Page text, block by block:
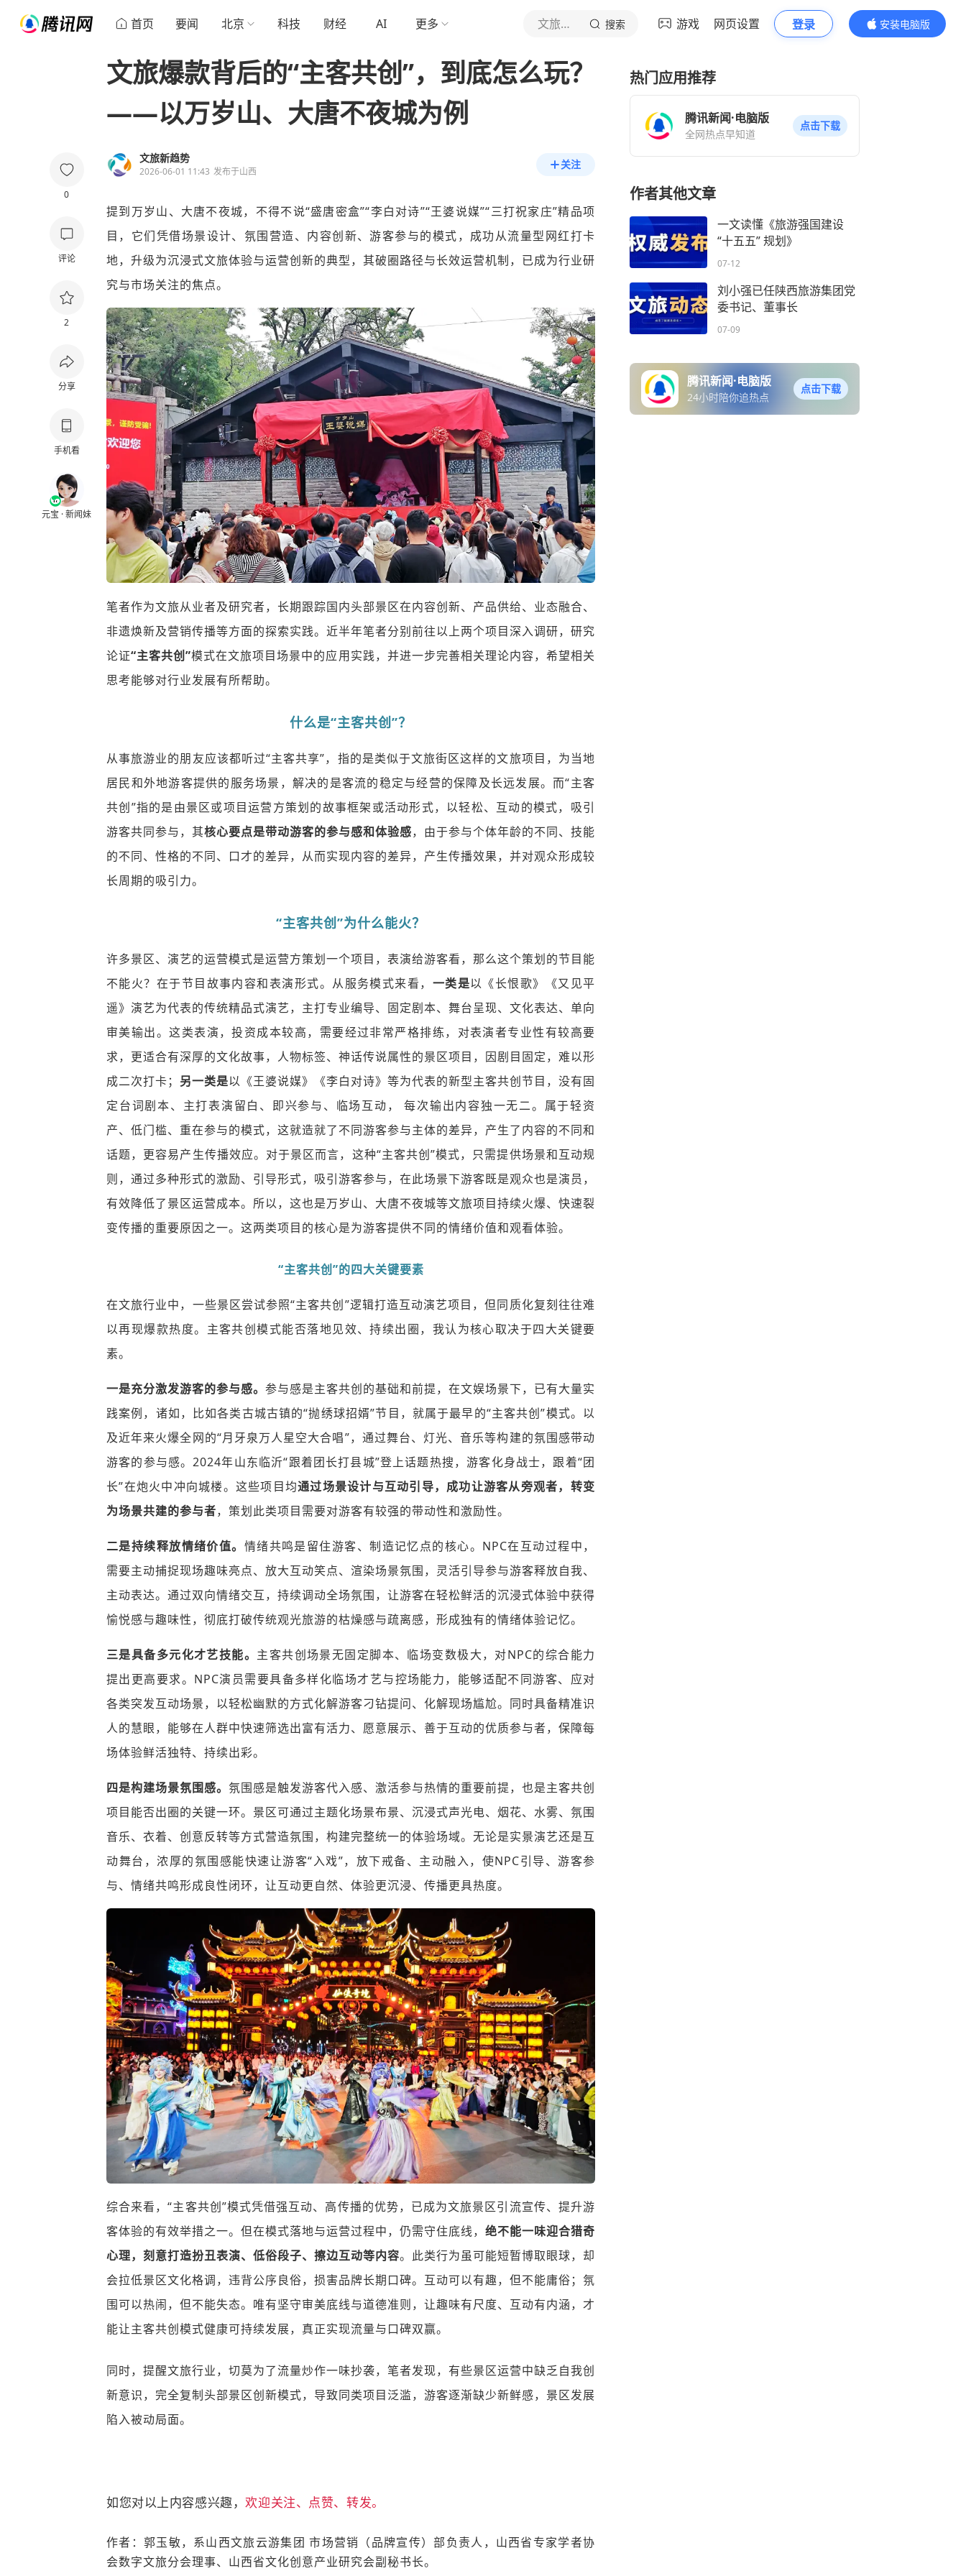
首页 要闻 北京 科技 财经 AI 更多 文旅新趋势 搜索 游戏 网页设置 登录
安装电脑版
内容更精彩
0
评论
2
分享
手机看
元宝 · 新闻妹
文旅爆款背后的“主客共创”，到底怎么玩？
——以万岁山、大唐不夜城为例
文旅新趋势
2026-06-01 11:43 发布于山西
关注
提到万岁山、大唐不夜城，不得不说“盛唐密盒”“李白对诗”“王婆说媒”“三打祝家庄”精品项
目，它们凭借场景设计、氛围营造、内容创新、游客参与的模式，成功从流量型网红打卡
地，升级为沉浸式文旅体验与运营创新的典型，其破圈路径与长效运营机制，已成为行业研
究与市场关注的焦点。
笔者作为文旅从业者及研究者，长期跟踪国内头部景区在内容创新、产品供给、业态融合、
非遗焕新及营销传播等方面的探索实践。近半年笔者分别前往以上两个项目深入调研，研究
论证“主客共创”模式在文旅项目场景中的应用实践，并进一步完善相关理论内容，希望相关
思考能够对行业发展有所帮助。
什么是“主客共创”？
从事旅游业的朋友应该都听过“主客共享”，指的是类似于文旅街区这样的文旅项目，为当地
居民和外地游客提供的服务场景，解决的是客流的稳定与经营的保障及长远发展。而“主客
共创”指的是由景区或项目运营方策划的故事框架或活动形式，以轻松、互动的模式，吸引
游客共同参与，其核心要点是带动游客的参与感和体验感，由于参与个体年龄的不同、技能
的不同、性格的不同、口才的差异，从而实现内容的差异，产生传播效果，并对观众形成较
长周期的吸引力。
“主客共创”为什么能火？
许多景区、演艺的运营模式是运营方策划一个项目，表演给游客看，那么这个策划的节目能
不能火？在于节目故事内容和表演形式。从服务模式来看， 一类是以《长恨歌》《又见平
遥》演艺为代表的传统精品式演艺，主打专业编导、固定剧本、舞台呈现、文化表达、单向
审美输出。这类表演，投资成本较高，需要经过非常严格排练，对表演者专业性有较高要
求，更适合有深厚的文化故事，人物标签、神话传说属性的景区项目，因剧目固定，难以形
成二次打卡； 另一类是以《王婆说媒》《李白对诗》等为代表的新型主客共创节目，没有固
定台词剧本、主打表演留白、即兴参与、临场互动， 每次输出内容独一无二。属于轻资
产、低门槛、重在参与的模式，这就造就了不同游客参与主体的差异，产生了内容的不同和
话题，更容易产生传播效应。对于景区而言，这种“主客共创”模式，只需提供场景和互动规
则，通过多种形式的激励、引导形式，吸引游客参与，在此场景下游客既是观众也是演员，
有效降低了景区运营成本。所以，这也是万岁山、 大唐不夜城等文旅项目持续火爆、快速裂
变传播的重要原因之一。这两类项目的核心是为游客提供不同的情绪价值和观看体验。
“主客共创”的四大关键要素
在文旅行业中，一些景区尝试参照“主客共创”逻辑打造互动演艺项目，但同质化复刻往往难
以再现爆款热度。主客共创模式能否落地见效、持续出圈，我认为核心取决于四大关键要
素。
一是充分激发游客的参与感。 参与感是主客共创的基础和前提， 在文娱场景下，已有大量实
践案例，诸如，比如各类古城古镇的“抛绣球招婿”节目，就属于最早的“主客共创”模式。以
及近年来火爆全网的“月牙泉万人星空大合唱”，通过舞台、灯光、音乐等构建的氛围感带动
游客的参与感。2024年山东临沂“跟着团长打县城”登上话题热搜，游客化身战士，跟着“团
长”在炮火中冲向城楼。这些项目均通过场景设计与互动引导，成功让游客从旁观者，转变
为场景共建的参与者，策划此类项目需要对游客有较强的带动性和激励性。
二是持续释放情绪价值。 情绪共鸣是留住游客、制造记忆点的核心。NPC在互动过程中，
需要主动捕捉现场趣味亮点、放大互动笑点、渲染场景氛围，灵活引导参与游客释放自我、
主动表达。通过双向情绪交互，持续调动全场氛围，让游客在轻松鲜活的沉浸式体验中获得
愉悦感与趣味性，彻底打破传统观光旅游的枯燥感与疏离感，形成独有的情绪体验记忆。
三是具备多元化才艺技能。 主客共创场景无固定脚本、临场变数极大，对NPC的综合能力
提出更高要求。NPC演员需要具备多样化临场才艺与控场能力，能够适配不同游客、应对
各类突发互动场景，以轻松幽默的方式化解游客刁钻提问、化解现场尴尬。同时具备精准识
人的慧眼，能够在人群中快速筛选出富有活力、愿意展示、善于互动的优质参与者，保障每
场体验鲜活独特、持续出彩。
四是构建场景氛围感。 氛围感是触发游客代入感、激活参与热情的重要前提，也是主客共创
项目能否出圈的关键一环。景区可通过主题化场景布景、沉浸式声光电、烟花、水雾、氛围
音乐、衣着、创意反转等方式营造氛围，构建完整统一的体验场域。无论是实景演艺还是互
动舞台，浓厚的氛围感能快速让游客“入戏”，放下戒备、主动融入，使NPC引导、游客参
与、情绪共鸣形成良性闭环，让互动更自然、体验更沉浸、传播更具热度。
综合来看，“主客共创”模式凭借强互动、高传播的优势，已成为文旅景区引流宣传、提升游
客体验的有效举措之一。但在模式落地与运营过程中，仍需守住底线， 绝不能一味迎合猎奇
心理，刻意打造扮丑表演、低俗段子、擦边互动等内容。此类行为虽可能短暂博取眼球，却
会拉低景区文化格调，违背公序良俗，损害品牌长期口碑。互动可以有趣，但不能庸俗；氛
围可以热闹，但不能失态。唯有坚守审美底线与道德准则，让趣味有尺度、互动有内涵，才
能让主客共创模式健康可持续发展，真正实现流量与口碑双赢。
同时，提醒文旅行业，切莫为了流量炒作一味抄袭，笔者发现，有些景区运营中缺乏自我创
新意识，完全复制头部景区创新模式，导致同类项目泛滥，游客逐渐缺少新鲜感，景区发展
陷入被动局面。
如您对以上内容感兴趣，欢迎关注、点赞、转发。
作者：郭玉敏，系山西文旅云游集团 市场营销（品牌宣传）部负责人，山西省专家学者协
会数字文旅分会理事、山西省文化创意产业研究会副秘书长。
热门应用推荐
腾讯新闻·电脑版
全网热点早知道
点击下载
作者其他文章
一文读懂《旅游强国建设
“十五五” 规划》
07-12
刘小强已任陕西旅游集团党
委书记、董事长
07-09
腾讯新闻·电脑版
24小时陪你追热点
点击下载